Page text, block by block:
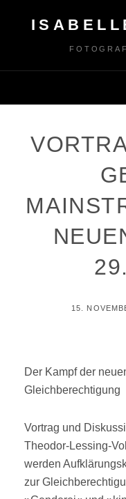
POSTED
15.
Der Kampf der
Gleichberechtigung
Vortrag und
Theodor-Lessing-
werden
zur